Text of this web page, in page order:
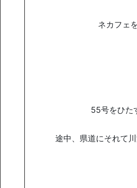
ネカフェ
55号をひた
途中、県道にそれて川